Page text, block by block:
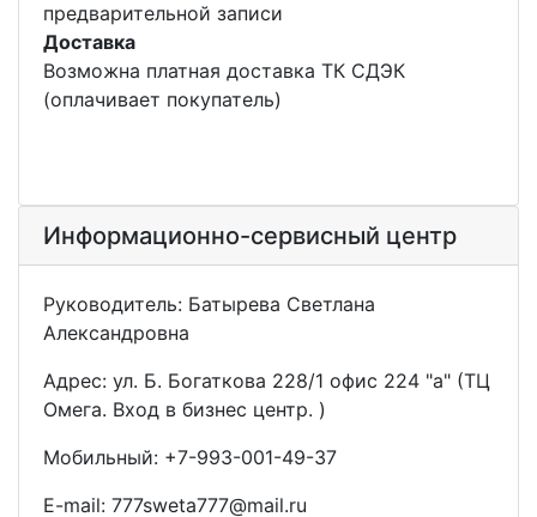
предварительной записи
Доставка
Возможна платная доставка ТК СДЭК
(оплачивает покупатель)
Информационно-сервисный центр
Руководитель: Батырева Светлана
Александровна
Адрес: ул. Б. Богаткова 228/1 офис 224 "а" (ТЦ
Омега. Вход в бизнес центр. )
Мобильный: +7-993-001-49-37
E-mail: 777sweta777@mail.ru